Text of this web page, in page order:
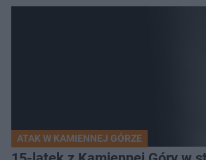
ATAK W KAMIENNEJ GÓRZE